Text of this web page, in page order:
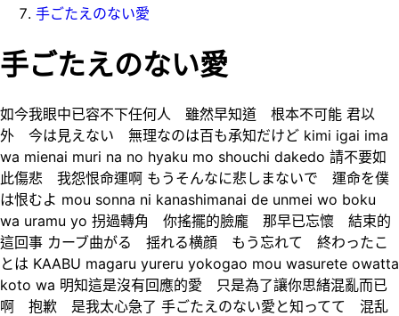
手ごたえのない愛
手ごたえのない愛
如今我眼中已容不下任何人 雖然早知道 根本不可能 君以
外 今は見えない 無理なのは百も承知だけど kimi igai ima
wa mienai muri na no hyaku mo shouchi dakedo 請不要如
此傷悲 我怨恨命運啊 もうそんなに悲しまないで 運命を僕
は恨むよ mou sonna ni kanashimanai de unmei wo boku
wa uramu yo 拐過轉角 你搖擺的臉龐 那早已忘懷 結束的
這回事 カーブ曲がる 揺れる横顔 もう忘れて 終わったこ
とは KAABU magaru yureru yokogao mou wasurete owatta
koto wa 明知這是沒有回應的愛 只是為了讓你思緒混亂而已
啊 抱歉 是我太心急了 手ごたえのない愛と知ってて 混乱